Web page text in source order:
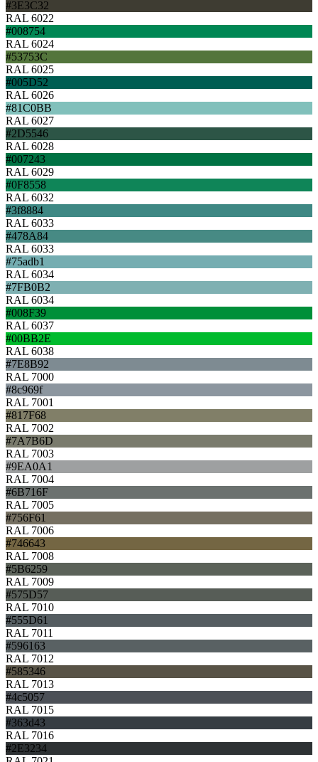
#3E3C32
RAL 6022
#008754
RAL 6024
#53753C
RAL 6025
#005D52
RAL 6026
#81C0BB
RAL 6027
#2D5546
RAL 6028
#007243
RAL 6029
#0F8558
RAL 6032
#3f8884
RAL 6033
#478A84
RAL 6033
#75adb1
RAL 6034
#7FB0B2
RAL 6034
#008F39
RAL 6037
#00BB2E
RAL 6038
#7E8B92
RAL 7000
#8c969f
RAL 7001
#817F68
RAL 7002
#7A7B6D
RAL 7003
#9EA0A1
RAL 7004
#6B716F
RAL 7005
#756F61
RAL 7006
#746643
RAL 7008
#5B6259
RAL 7009
#575D57
RAL 7010
#555D61
RAL 7011
#596163
RAL 7012
#585346
RAL 7013
#4c5057
RAL 7015
#363d43
RAL 7016
#2E3234